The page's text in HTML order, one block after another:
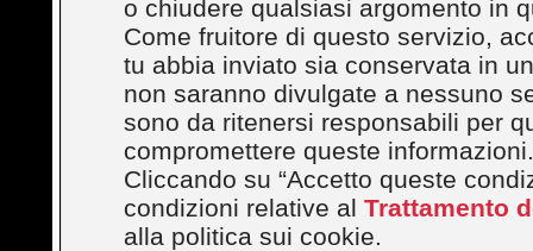
o chiudere qualsiasi argomento in
Come fruitore di questo servizio,
tu abbia inviato sia conservata in
non saranno divulgate a nessuno
sono da ritenersi responsabili per
compromettere queste informazioni.
Cliccando su “Accetto queste
condizioni relative al Trattamento
alla politica sui cookie.